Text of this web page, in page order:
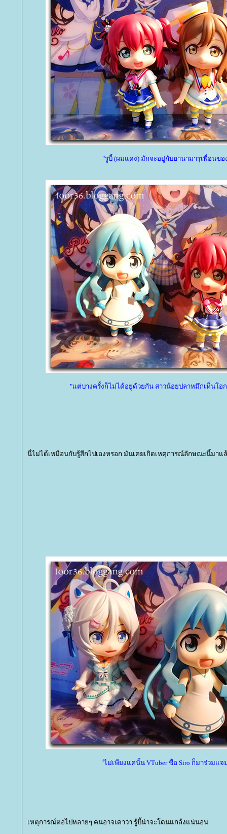
"รูบี้ (ผมแดง) มักจะอยู่กับฮานามารุเพื่อนขอ
"แต่บางครั้งก็ไม่ได้อยู่ด้วยกัน สาวน้อยปลาหมึกเห็นโอก
นี่ไม่ได้เหมือนกับรู้สึกไปเองหรอก มันเคยเกิดเหตุการณ์ลักษณะนี้มาแ
"ไม่เพียงแค่นั้น VTuber ชื่อ Siro ก็มาร่วมแจ
เหตุการณ์ต่อไปหลายๆ คนอาจเดาว่า รู้บี้น่าจะโดนแกล้งแน่นอน